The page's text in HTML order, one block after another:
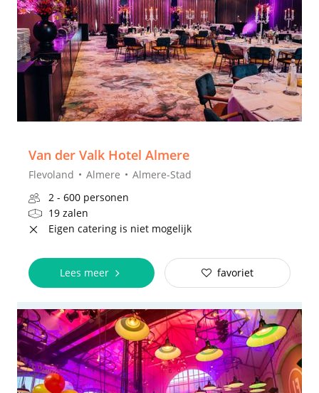
Van der Valk Hotel Almere
Flevoland Almere
Almere-Stad
2 - 600 personen
19 zalen
Eigen catering is niet mogelijk
Lees meer favoriet